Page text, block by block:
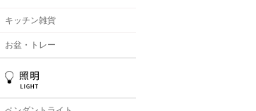
キッチン雑貨
お盆・トレー